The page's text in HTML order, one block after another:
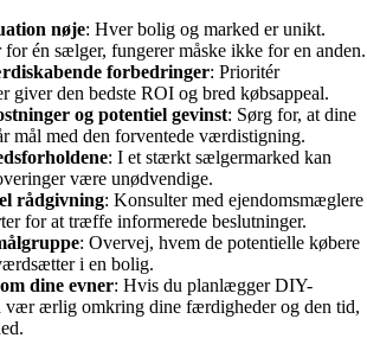
nøje: Hver bolig og marked er unikt.
én sælger, fungerer måske ikke for en anden.
forbedringer: Prioritér
giver den bedste ROI og bred købsappeal.
og potentiel gevinst: Sørg for, at dine
mål med den forventede værdistigning.
: I et stærkt sælgermarked kan
være unødvendige.
rådgivning: Konsulter med ejendomsmæglere
for at træffe informerede beslutninger.
: Overvej, hvem de potentielle købere
i en bolig.
dine evner: Hvis du planlægger DIY-
vær ærlig omkring dine færdigheder og den tid,